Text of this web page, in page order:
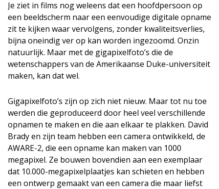
Je ziet in films nog weleens dat een hoofdpersoon op
een beeldscherm naar een eenvoudige digitale opname
zit te kijken waar vervolgens, zonder kwaliteitsverlies,
bijna oneindig ver op kan worden ingezoomd. Onzin
natuurlijk. Maar met de gigapixelfoto’s die de
wetenschappers van de Amerikaanse Duke-universiteit
maken, kan dat wel.
Gigapixelfoto’s zijn op zich niet nieuw. Maar tot nu toe
werden die geproduceerd door heel veel verschillende
opnamen te maken en die aan elkaar te plakken. David
Brady en zijn team hebben een camera ontwikkeld, de
AWARE-2, die een opname kan maken van 1000
megapixel. Ze bouwen bovendien aan een exemplaar
dat 10.000-megapixelplaatjes kan schieten en hebben
een ontwerp gemaakt van een camera die maar liefst